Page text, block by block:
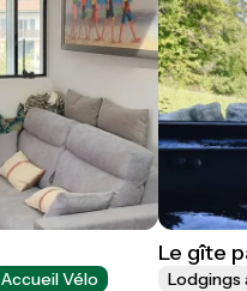
Accueil Vélo
Le gîte
Lodgings